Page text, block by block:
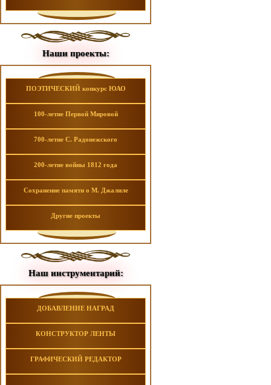
Наши проекты:
ПОЭТИЧЕСКИЙ конкурс ЮАО
100-летие Первой Мировой
700-летие С. Радонежского
200-летие войны 1812 года
Сохранение памяти о М. Джалиле
Другие проекты
Наш инструментарий:
ДОБАВЛЕНИЕ НАГРАД
КОНСТРУКТОР ЛЕНТЫ
ГРАФИЧЕСКИЙ РЕДАКТОР